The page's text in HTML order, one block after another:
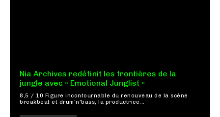
Nia Archives redéfinit les frontières de la
jungle avec « Emotional Junglist »
8,5 / 10 Figure incontournable du renouveau de la scène
breakbeat et drum'n'bass, la productrice...